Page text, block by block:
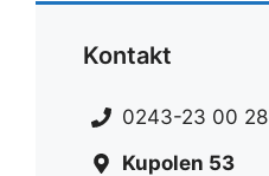
Kontakt
0243-23 00 28
Kupolen 53